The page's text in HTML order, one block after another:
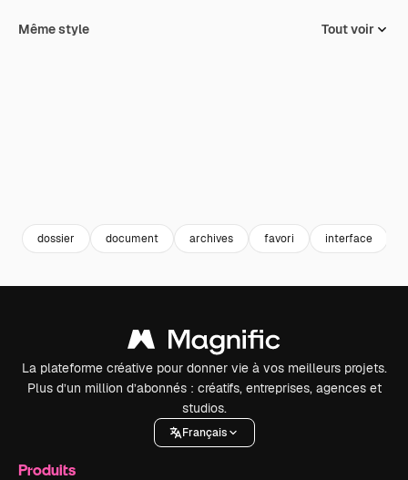
Même style Tout voir
dossier document archives favori interface
La plateforme créative pour donner vie à vos meilleurs projets.
Plus d’un million d’abonnés : créatifs, entreprises, agences et
studios.
Français
Produits